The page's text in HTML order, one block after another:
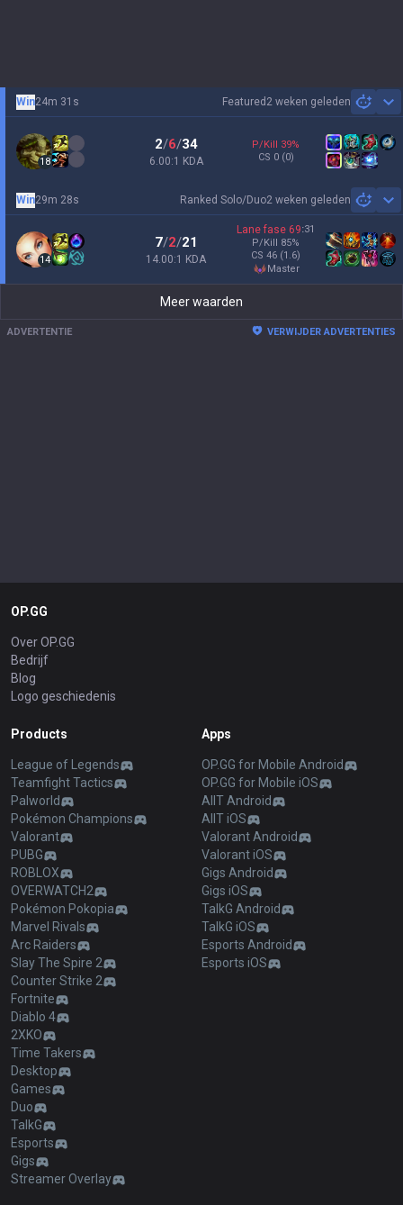
Featured 2 weken geleden
Win24m 31s
18
2/6/34
6.00:1 KDA
P/Kill 39%
CS 0 (0)
Ranked Solo/Duo2 weken geleden
Win29m 28s
14
7/2/21
14.00:1 KDA
Lane fase 69:31
P/Kill 85%
CS 46 (1.6)
master
Meer waarden
ADVERTENTIE VERWIJDER ADVERTENTIES
OP.GG
Over OP.GG
Bedrijf
Blog
Logo geschiedenis
Products
League of Legends
Teamfight Tactics
Palworld
Pokémon Champions
Valorant
PUBG
ROBLOX
OVERWATCH2
Pokémon Pokopia
Marvel Rivals
Arc Raiders
Slay The Spire 2
Counter Strike 2
Fortnite
Diablo 4
2XKO
Time Takers
Desktop
Games
Duo
TalkG
Esports
Gigs
Streamer Overlay
Apps
OP.GG for Mobile Android
OP.GG for Mobile iOS
AllT Android
AllT iOS
Valorant Android
Valorant iOS
Gigs Android
Gigs iOS
TalkG Android
TalkG iOS
Esports Android
Esports iOS